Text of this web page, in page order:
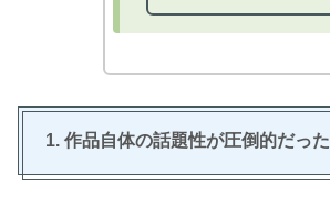
1. 作品自体の話題性が圧倒的だった